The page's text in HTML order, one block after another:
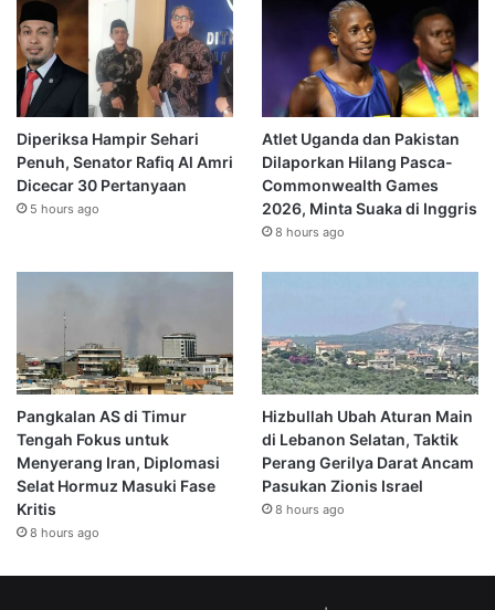
Diperiksa Hampir Sehari
Penuh, Senator Rafiq Al Amri
Dicecar 30 Pertanyaan
5 hours ago
Atlet Uganda dan Pakistan
Dilaporkan Hilang Pasca-
Commonwealth Games
2026, Minta Suaka di Inggris
8 hours ago
Pangkalan AS di Timur
Tengah Fokus untuk
Menyerang Iran, Diplomasi
Selat Hormuz Masuki Fase
Kritis
8 hours ago
Hizbullah Ubah Aturan Main
di Lebanon Selatan, Taktik
Perang Gerilya Darat Ancam
Pasukan Zionis Israel
8 hours ago